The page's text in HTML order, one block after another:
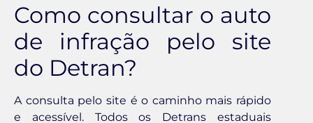
Como consultar o auto
de infração pelo site
do Detran?
A consulta pelo site é o caminho mais rápido
e acessível. Todos os Detrans estaduais